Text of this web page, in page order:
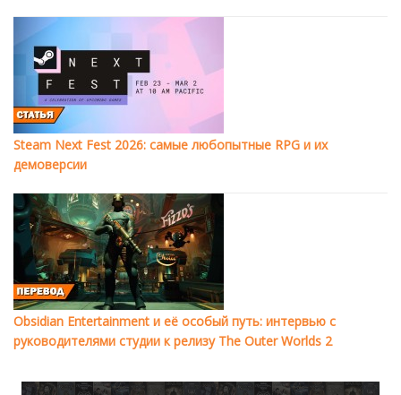
Steam Next Fest 2026: самые любопытные RPG и их
демоверсии
Obsidian Entertainment и её особый путь: интервью с
руководителями студии к релизу The Outer Worlds 2